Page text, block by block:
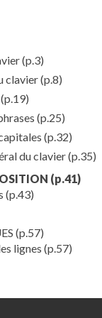
(p.3)
clavier(p.8)
(p.19)
(p.25)
(p.32)
du clavier(p.35)
(p.41)
(p.43)
(p.57)
lignes (p.57)